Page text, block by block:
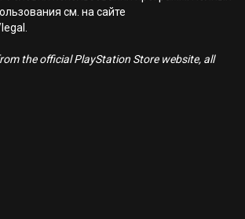
см. на сайте
the official PlayStation Store website, all